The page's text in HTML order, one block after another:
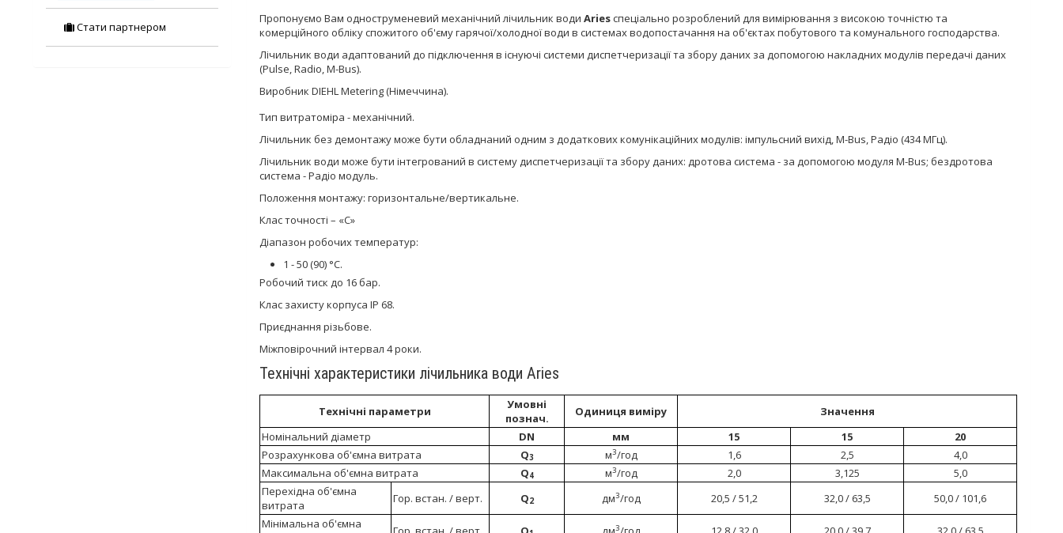
Пропонуємо Вам одноструменевий механічний лічильник води Ariеsспеціально розроблений для вимірювання з високою точністю та
комерційного обліку спожитого об'єму гарячої/холодної води в системах водопостачання на об'єктах побутового та комунального господарства.
Лічильник води адаптований до підключення в існуючі системи диспетчеризації та збору даних за допомогою накладних модулів передачі даних
(Pulse, Radio, M-Bus).
Виробник DIEHL Metering (Німеччина).
Тип витратоміра - механічний.
Лічильник без демонтажу може бути обладнаний одним з додаткових комунікаційних модулів: імпульсний вихід, M-Bus, Радіо (434 МГц).
Лічильник води може бути інтегрований в систему диспетчеризації та збору даних: дротова система - за допомогою модуля M-Bus; бездротова
система - Радіо модуль.
Положення монтажу: горизонтальне/вертикальне.
Клас точності – «С»
Діапазон робочих температур:
1 - 50 (90) °С.
Робочий тиск до 16 бар.
Клас захисту корпуса IP 68.
Приєднання різьбове.
Міжповірочний інтервал 4 роки.
Технічні характеристики лічильника води Ariеs
Технічні параметри
Умовні
познач.
Одиниця виміру
Значення
Номінальний діаметр
DN мм 15 15
20
Розрахункова об'ємна витрата
Q3 м3/год 1,6 2,5
4,0
Максимальна об'ємна витрата
Q4 м3/год 2,0 3,125
5,0
Перехідна об'ємна
витрата
Гор. встан. / верт. Q2 дм3/год 20,5 / 51,2 32,0 / 63,5
50,0 / 101,6
Мінімальна об'ємна
3
Стати партнером